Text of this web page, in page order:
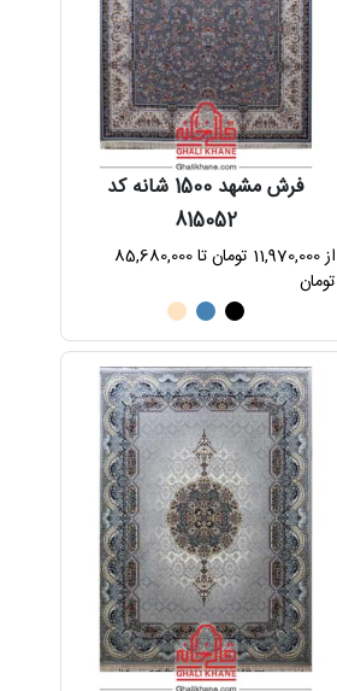
فرش مشهد 1500 شانه کد
815052
از 11,970,000 تومان تا 85,680,000
تومان